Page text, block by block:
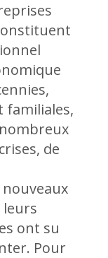
familiales,
de
leurs
ont su
Pour